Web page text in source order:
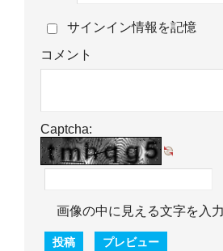
サインイン情報を記憶
コメント
Captcha:
画像の中に見える文字を入